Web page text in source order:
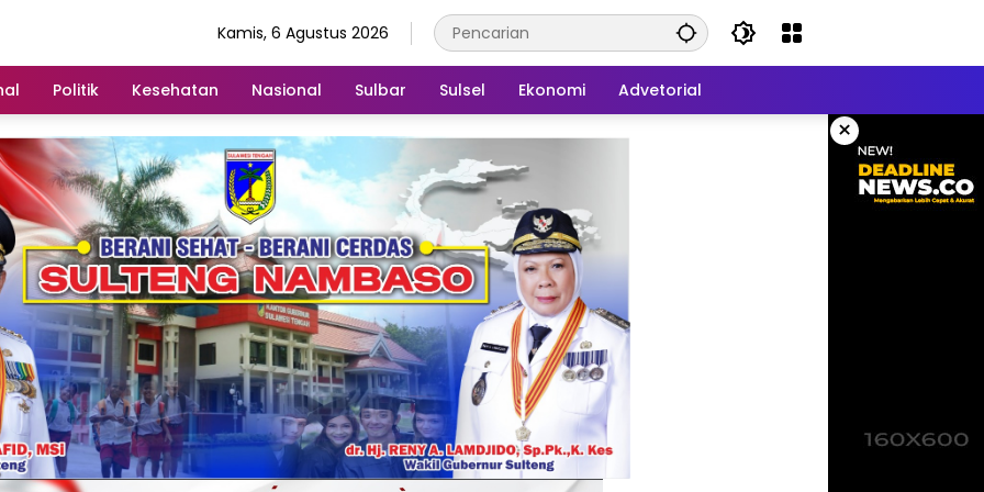
Kamis, 6 Agustus 2026
Politik Kesehatan Nasional Sulbar Sulsel Ekonomi Advetorial
×